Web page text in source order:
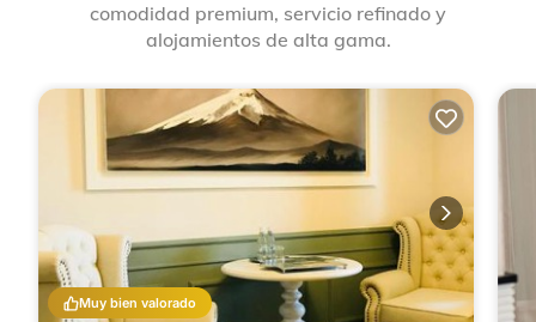
comodidad premium, servicio refinado y
alojamientos de alta gama.
Muy bien valorado